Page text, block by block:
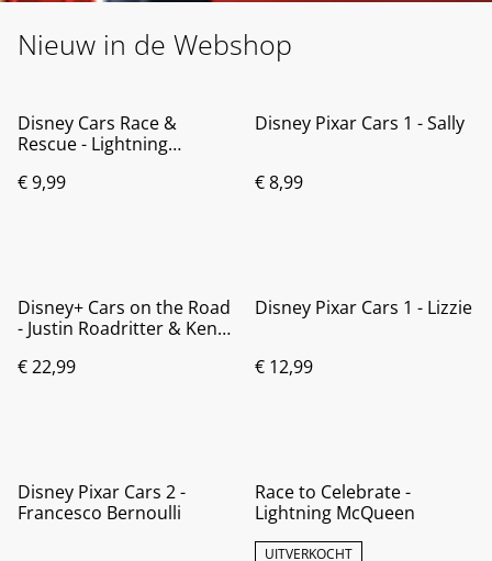
Nieuw in de Webshop
Disney Cars Race &
Rescue - Lightning
€ 9,99
Disney Pixar Cars 1 - Sally
€ 8,99
Disney+ Cars on the Road
- Justin Roadritter & Ken
€ 22,99
Disney Pixar Cars 1 - Lizzie
€ 12,99
Disney Pixar Cars 2 -
Francesco Bernoulli
Race to Celebrate -
Lightning McQueen
UITVERKOCHT